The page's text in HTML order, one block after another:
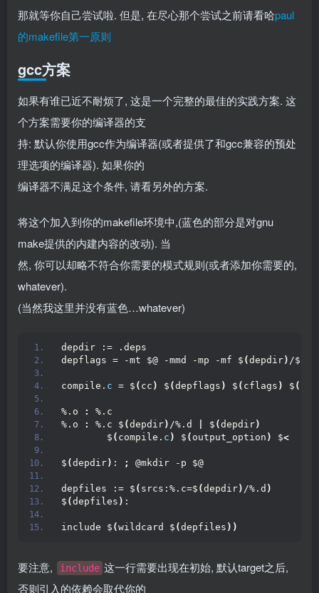
那就等你自己尝试啦. 但是, 在尽心那个尝试之前请看哈paul
的makefile第一原则
gcc方案
如果有谁已近不耐烦了, 这是一个完整的最佳的实践方案. 这
个方案需要你的编译器的支
持: 默认你使用gcc作为编译器(或者提供了和gcc兼容的预处
理选项的编译器). 如果你的
编译器不满足这个条件, 请看另外的方案.
将这个加入到你的makefile环境中,(蓝色的部分是对gnu
make提供的内建内容的改动). 当
然, 你可以却略不符合你需要的模式规则(或者添加你需要的,
whatever).
(当然我这里并没有蓝色…whatever)
depdir := .deps
depflags = -mt $@ -mmd -mp -mf $ (depdir) /$*.d
compile. c = $ ( cc ) $ (depflags ) $ ( cflags ) $ (
%.o :
%.c
%.o
: %.c $ (depdir) /%.d $ (depdir)
        $
( compile. c ) $ ( output_option ) $<
$ (depdir) : ; @mkdir -p $@
depfiles := $ ( srcs:%.c=$ (depdir) /%.d )
$ (depfiles ) :
include $ (wildcard $ (depfiles ))
要注意, include 这一行需要出现在初始, 默认target之后,
否则引入的依赖会取代你的